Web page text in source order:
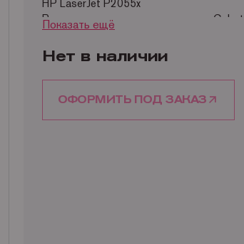
HP LaserJet P2055x
Ресурс совместимого картриджа
Показать ещё
Нет в наличии
ОФОРМИТЬ ПОД ЗАКАЗ